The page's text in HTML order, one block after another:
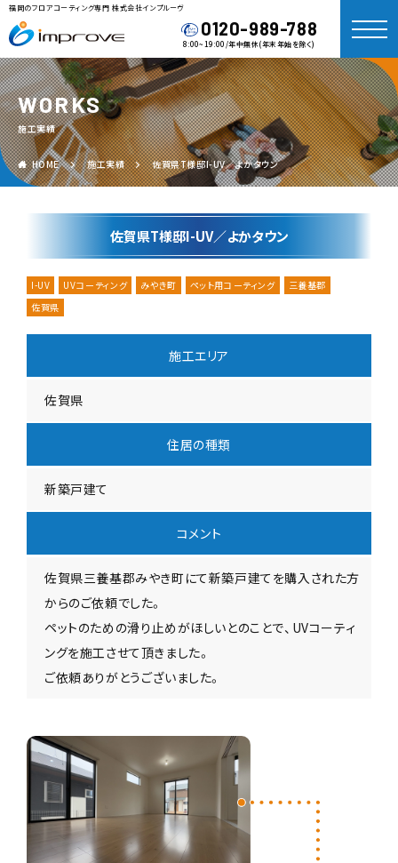
福岡のフロアコーティング専門 株式会社インプルーヴ
0120-989-788
8:00~19:00/年中無休(年末年始を除く)
WORKS
施工実績
HOME 施工実績 佐賀県T様邸I-UV／よかタウン
佐賀県T様邸I-UV／よかタウン
I-UV UVコーティング みやき町 ペット用コーティング
三養基郡
佐賀県
施工エリア
佐賀県
住居の種類
新築戸建て
コメント
佐賀県三養基郡みやき町にて新築戸建てを購入された方
からのご依頼でした。
ペットのための滑り止めがほしいとのことで、UVコーティ
ングを施工させて頂きました。
ご依頼ありがとうございました。